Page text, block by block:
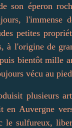
son éperon
l'immense
petites
à l'origine de
bientôt mille
vécu au
plusieurs
en Auvergne
le sulfureux,